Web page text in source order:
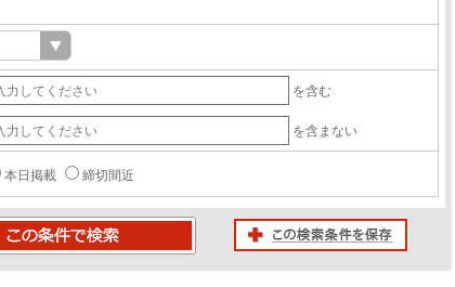
を含む
を含まない
本日掲載 締切間近